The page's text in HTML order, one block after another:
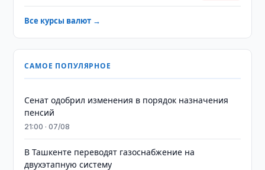
Все курсы валют →
САМОЕ ПОПУЛЯРНОЕ
Сенат одобрил изменения в порядок назначения
пенсий
21:00 · 07/08
В Ташкенте переводят газоснабжение на
двухэтапную систему